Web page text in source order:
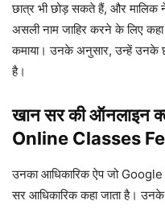
छात्र भी छोड़ सकते हैं, और
असली नाम जाहिर करने के लिए
कमाया। उनके अनुसार, उन्हें उनके
है।
खान सर की ऑनलाइन
Online Classes
उनका आधिकारिक ऐप जो
सर आधिकारिक कहा जाता है।